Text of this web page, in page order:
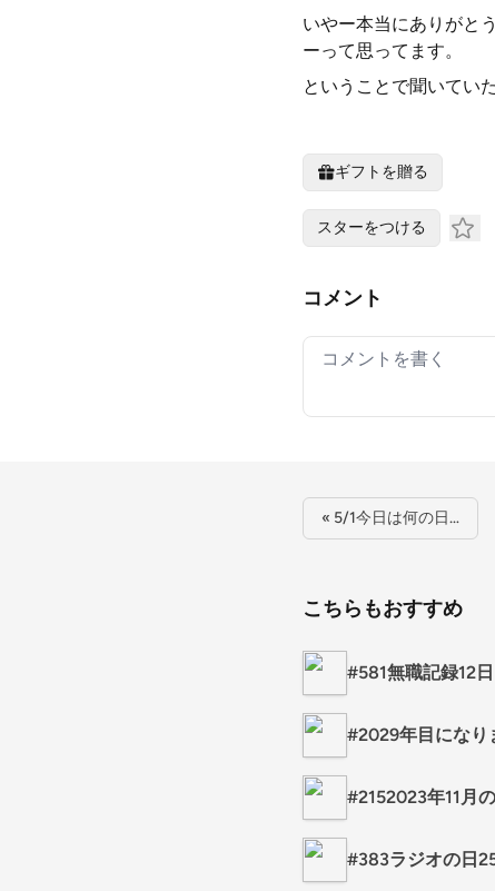
いやー本当にありがと
ーって思ってます。
ということで聞いてい
ギフトを贈る
スターをつける
コメント
Your comment
« 5/1今日は何の日…
こちらもおすすめ
#581無職記録12
#2029年目になり
#2152023年11月
#383ラジオの日